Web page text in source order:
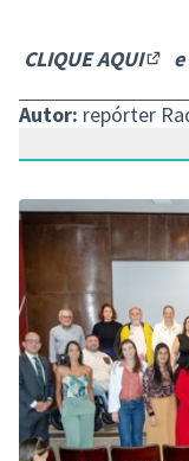
CLIQUE AQUI
Autor: repórter